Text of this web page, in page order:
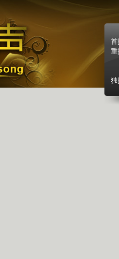
首
重
独